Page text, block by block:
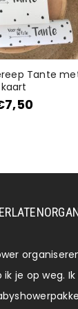
Tante
kaart
7,50
je op weg.